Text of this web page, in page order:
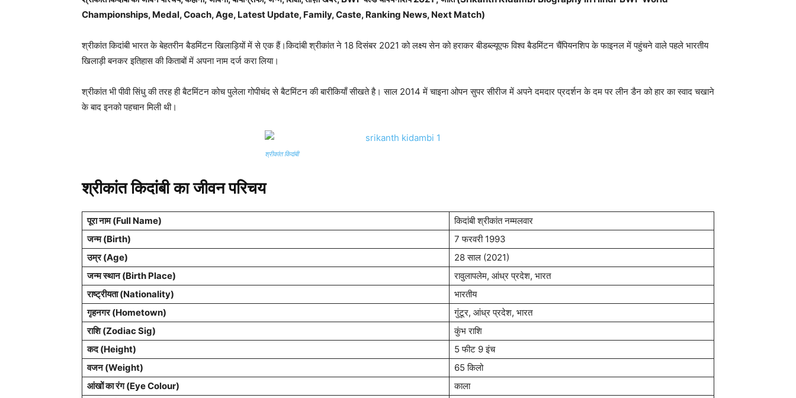
Championships, Medal, Coach, Age, Latest Update, Family, Caste, Ranking News, Next Match)
श्रीकांत किदांबी भारत के बेहतरीन बैडमिंटन खिलाड़ियों में से एक हैं।किदांबी श्रीकांत ने 18 दिसंबर 2021 को लक्ष्य सेन को हराकर बीडब्ल्यूएफ विश्व बैडमिंटन चैंपियनशिप के फाइनल में पहुंचने वाले पहले भारतीय
खिलाड़ी बनकर इतिहास की किताबों में अपना नाम दर्ज करा लिया।
श्रीकांत भी पीवी सिंधु की तरह ही बैटमिंटन कोच पुलेला गोपीचंद से बैटमिंटन की बारीकियाँ सीखते है। साल 2014 में चाइना ओपन सुपर सीरीज में अपने दमदार प्रदर्शन के दम पर लीन डैन को हार का स्वाद चखाने
के बाद इनको पहचान मिली थी।
श्रीकांत किदांबी
श्रीकांत किदांबी का जीवन परिचय
पूरा नाम (Full Name)
किदांबी श्रीकांत नम्मलवार
जन्म (Birth)
7 फरवरी 1993
उम्र (Age)
28 साल (2021)
जन्म स्थान (Birth Place)
रावुलापलेम, आंध्र प्रदेश, भारत
राष्ट्रीयता (Nationality)
भारतीय
गृहनगर (Hometown)
गुंटूर, आंध्र प्रदेश, भारत
राशि (Zodiac Sig)
कुंभ राशि
कद (Height)
5 फीट 9 इंच
वजन (Weight)
65 किलो
आंखों का रंग (Eye Colour)
काला